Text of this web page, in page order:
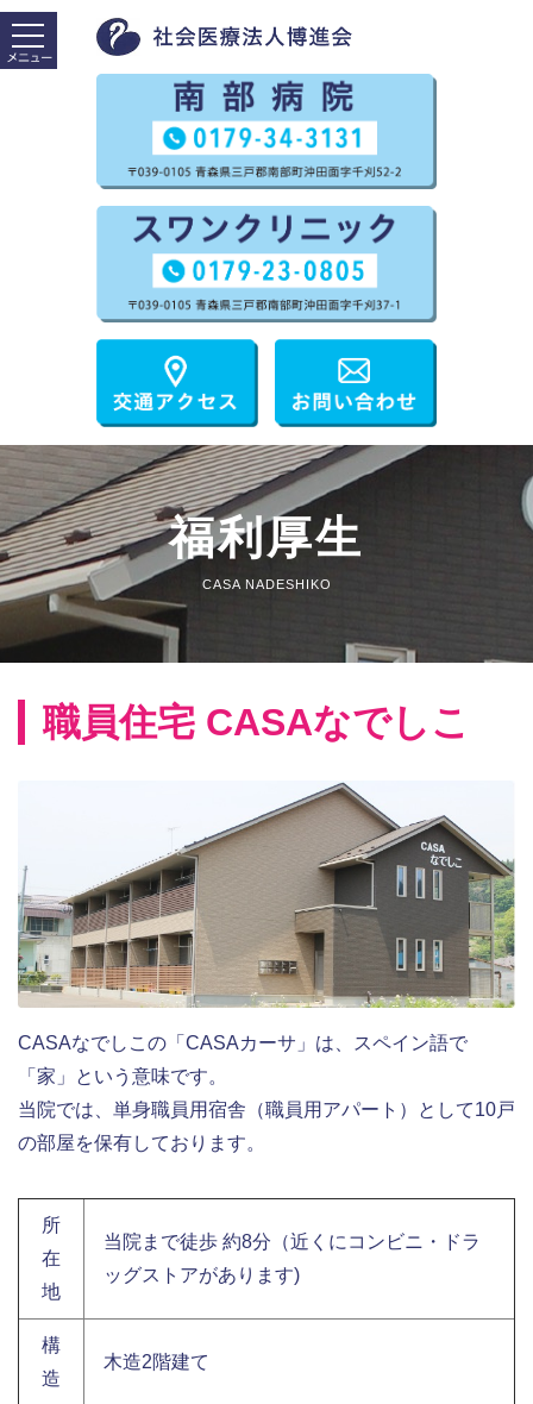
福利厚生
CASA NADESHIKO
職員住宅 CASAなでしこ
CASAなでしこの「CASAカーサ」は、スペイン語で
「家」という意味です。
当院では、単身職員用宿舎（職員用アパート）として10戸
の部屋を保有しております。
所
在
地
当院まで徒歩 約8分（近くにコンビニ・ドラ
ッグストアがあります)
構
造
木造2階建て